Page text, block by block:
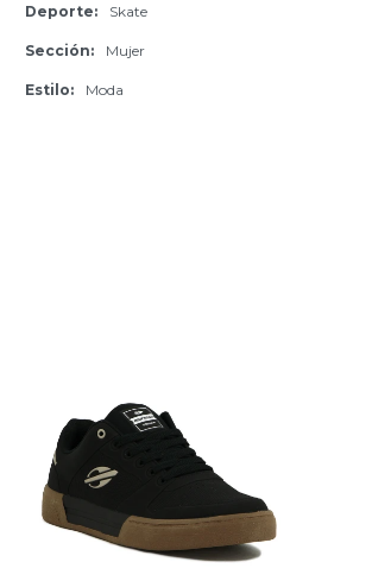
Deporte Skate
Sección Mujer
Estilo Moda